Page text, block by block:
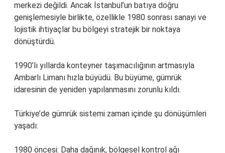
merkezi değildi. Ancak İstanbul’un batıya doğru
genişlemesiyle birlikte, özellikle 1980 sonrası sanayi ve
lojistik ihtiyaçlar bu bölgeyi stratejik bir noktaya
dönüştürdü.
1990’lı yıllarda konteyner taşımacılığının artmasıyla
Ambarlı Limanı hızla büyüdü. Bu büyüme, gümrük
idaresinin de yeniden yapılanmasını zorunlu kıldı.
Türkiye’de gümrük sistemi zaman içinde şu dönüşümleri
yaşadı:
1980 öncesi: Daha dağınık, bölgesel kontrol ağı